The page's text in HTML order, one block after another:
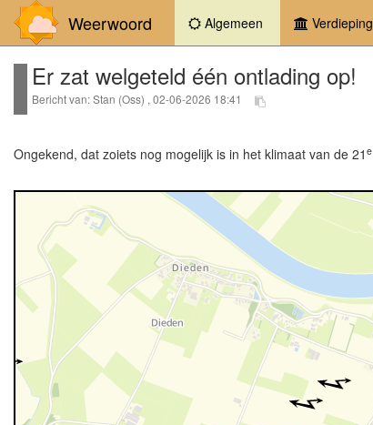
Weerwoord Algemeen (current)Verdieping
Er zat welgeteld één ontlading op!
Bericht van: Stan (Oss) , 02-06-2026 18:41
Ongekend, dat zoiets nog mogelijk is in het klimaat van de 21 e